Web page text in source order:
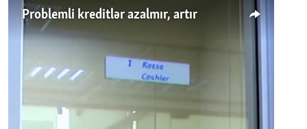
Problemli kreditlər azalmır, artır